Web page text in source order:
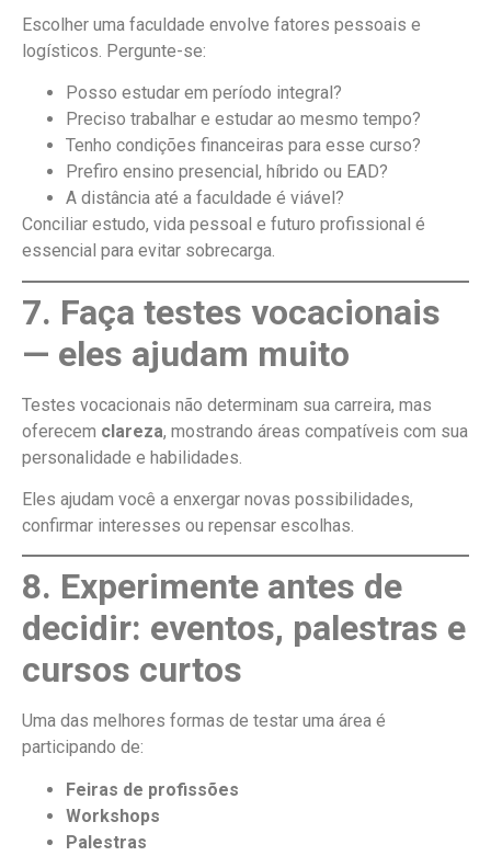
Escolher uma faculdade envolve fatores pessoais e
logísticos. Pergunte-se:
Posso estudar em período integral?
Preciso trabalhar e estudar ao mesmo tempo?
Tenho condições financeiras para esse curso?
Prefiro ensino presencial, híbrido ou EAD?
A distância até a faculdade é viável?
Conciliar estudo, vida pessoal e futuro profissional é
essencial para evitar sobrecarga.
7. Faça testes vocacionais
— eles ajudam muito
Testes vocacionais não determinam sua carreira, mas
oferecem clareza, mostrando áreas compatíveis com sua
personalidade e habilidades.
Eles ajudam você a enxergar novas possibilidades,
confirmar interesses ou repensar escolhas.
8. Experimente antes de
decidir: eventos, palestras e
cursos curtos
Uma das melhores formas de testar uma área é
participando de:
Feiras de profissões
Workshops
Palestras